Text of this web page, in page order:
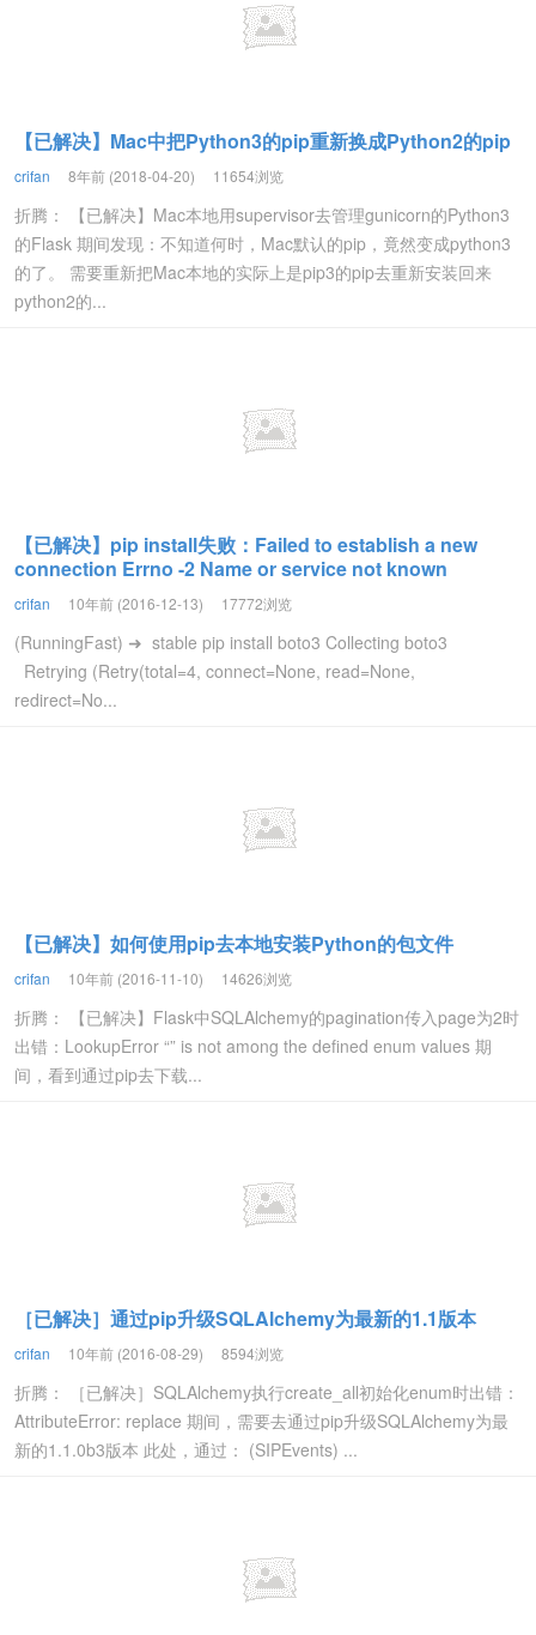
【已解决】Mac中把Python3的pip重新换成Python2的pip
crifan 8年前 (2018-04-20) 11654浏览
折腾： 【已解决】Mac本地用supervisor去管理gunicorn的Python3
的Flask 期间发现：不知道何时，Mac默认的pip，竟然变成python3
的了。 需要重新把Mac本地的实际上是pip3的pip去重新安装回来
python2的...
【已解决】pip install失败：Failed to establish a new
connection Errno -2 Name or service not known
crifan 10年前 (2016-12-13) 17772浏览
(RunningFast) ➜ stable pip install boto3 Collecting boto3
Retrying (Retry(total=4, connect=None, read=None,
redirect=No...
【已解决】如何使用pip去本地安装Python的包文件
crifan 10年前 (2016-11-10) 14626浏览
折腾： 【已解决】Flask中SQLAlchemy的pagination传入page为2时
出错：LookupError “” is not among the defined enum values 期
间，看到通过pip去下载...
［已解决］通过pip升级SQLAlchemy为最新的1.1版本
crifan 10年前 (2016-08-29) 8594浏览
折腾： ［已解决］SQLAlchemy执行create_all初始化enum时出错：
AttributeError: replace 期间，需要去通过pip升级SQLAlchemy为最
新的1.1.0b3版本 此处，通过： (SIPEvents) ...